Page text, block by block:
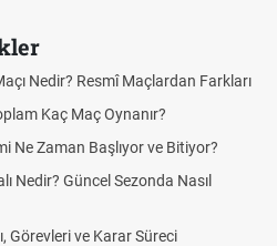
Nedir? Resmî Maçlardan Farkları
Kaç Maç Oynanır?
Ne Zaman Başlıyor ve Bitiyor?
Nedir? Güncel Sezonda Nasıl
Görevleri ve Karar Süreci